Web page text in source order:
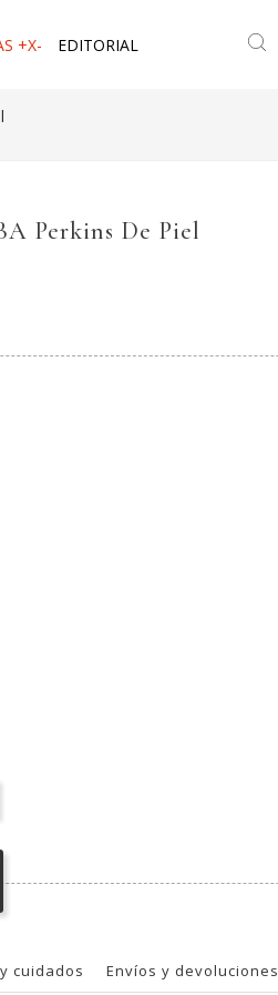
+X- EDITORIAL
Perkins De Piel
cuidados Envíos y devoluciones